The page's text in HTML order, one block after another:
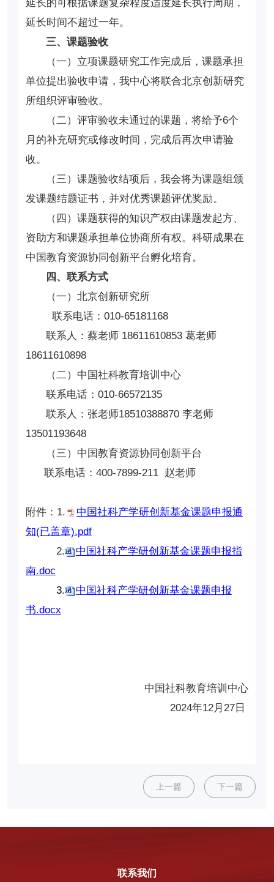
延长的可根据课题复杂程度适度延长执行周期，
延长时间不超过一年。
三、课题验收
（一）立项课题研究工作完成后，课题承担
单位提出验收申请，我中心将联合北京创新研究
所组织评审验收。
（二）评审验收未通过的课题，将给予6个
月的补充研究或修改时间，完成后再次申请验
收。
（三）课题验收结项后，我会将为课题组颁
发课题结题证书，并对优秀课题评优奖励。
（四）课题获得的知识产权由课题发起方、
资助方和课题承担单位协商所有权。科研成果在
中国教育资源协同创新平台孵化培育。
四、联系方式
（一）北京创新研究所
联系电话：010-65181168
联系人：蔡老师 18611610853 葛老师
18611610898
（二）中国社科教育培训中心
联系电话：010-66572135
联系人：张老师18510388870 李老师
13501193648
（三）中国教育资源协同创新平台
联系电话：400-7899-211 赵老师
附件：1.
中国社科产学研创新基金课题申报通
知(已盖章).pdf
2.
中国社科产学研创新基金课题申报指
南.doc
3.
中国社科产学研创新基金课题申报
书.docx
中国社科教育培训中心
2024年12月27日
上一篇 下一篇
联系我们